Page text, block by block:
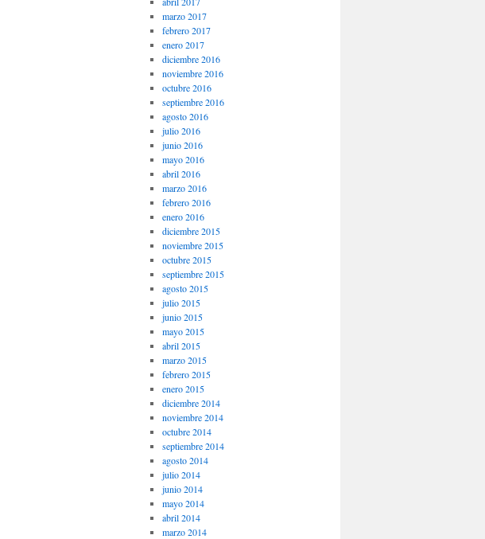
marzo 2017
febrero 2017
enero 2017
diciembre 2016
noviembre 2016
octubre 2016
septiembre 2016
agosto 2016
julio 2016
junio 2016
mayo 2016
abril 2016
marzo 2016
febrero 2016
enero 2016
diciembre 2015
noviembre 2015
octubre 2015
septiembre 2015
agosto 2015
julio 2015
junio 2015
mayo 2015
abril 2015
marzo 2015
febrero 2015
enero 2015
diciembre 2014
noviembre 2014
octubre 2014
septiembre 2014
agosto 2014
julio 2014
junio 2014
mayo 2014
abril 2014
marzo 2014